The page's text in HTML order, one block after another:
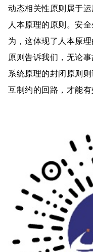
动态相关性原则属于
人本原理的原则。安
为，这体现了人本原
原则告诉我们，无论
系统原理的封闭原则
互制约的回路，才能有